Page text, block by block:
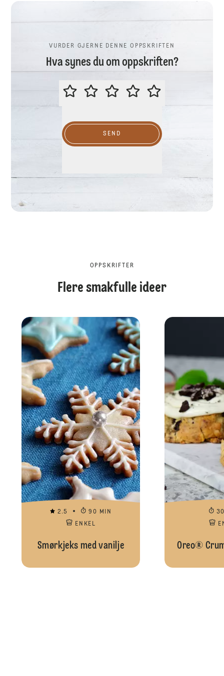
VURDER GJERNE DENNE OPPSKRIFTEN
Hva synes du om oppskriften?
VURDER GJERNE DENNE
SEND
OPPSKRIFTER
Flere smakfulle ideer
2.5
90 MIN
ENKEL
Smørkjeks med vanilje Oreo®